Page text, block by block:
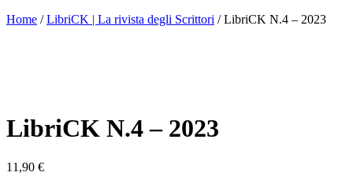
Home /LibriCK | La rivista degli Scrittori / LibriCK N.4 – 2023
LibriCK N.4 – 2023
11,90 €